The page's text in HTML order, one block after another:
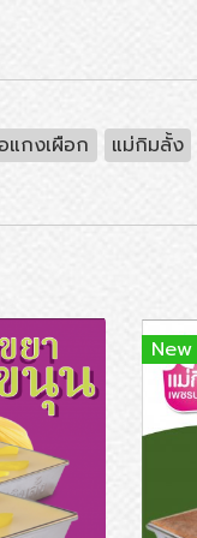
แกงเผือก แม่กิมลั้ง
New